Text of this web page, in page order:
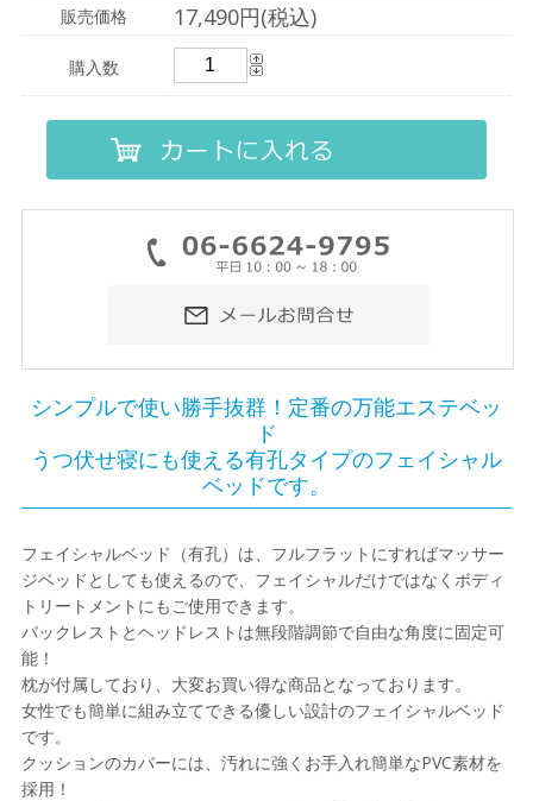
販売価格
17,490円(税込)
購入数
シンプルで使い勝手抜群！定番の万能エステベッ
ド
うつ伏せ寝にも使える有孔タイプのフェイシャル
ベッドです。
フェイシャルベッド（有孔）は、フルフラットにすればマッサー
ジベッドとしても使えるので、フェイシャルだけではなくボディ
トリートメントにもご使用できます。
バックレストとヘッドレストは無段階調節で自由な角度に固定可
能！
枕が付属しており、大変お買い得な商品となっております。
女性でも簡単に組み立てできる優しい設計のフェイシャルベッド
です。
クッションのカバーには、汚れに強くお手入れ簡単なPVC素材を
採用！